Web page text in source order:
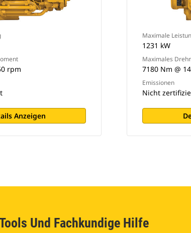
rpm
Anzeigen
Maximale
1231 kW
Maximales
7180 Nm @
Emissionen
Nicht
Und Fachkundige Hilfe